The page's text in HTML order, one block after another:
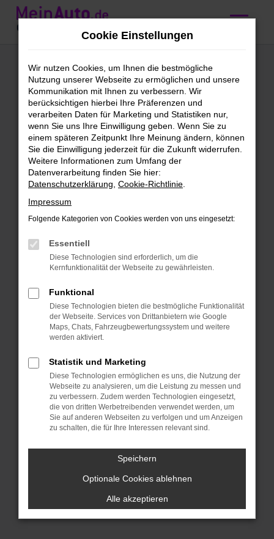
Zum
Hauptinhalt
VW
Gebrauchtwagen
kaufen mit
Lieferservice nach
Ulm
für Ulm
VW Gebrauchtwagen sind unser täglich
Brot. Wir bieten dir eine enorme
Bandbreite an Fahrzeugen und lassen
schöpfen“. Hinzu kommt, dass wir für
dich die Lieferung direkt nach Ulm oder
einen anderen Ort, irgendwo in
Deutschland, übernehmen. Wir lassen
bei VW Gebrauchtwagen Argumente
sprechen und überzeugen durch
Qualität. All unsere Fahrzeuge für deine
Mobilität in Ulm stammen aus erster
Hand und hatten entsprechend nur
einen Vorbesitzer. Es handelt sich um
einheimische Fahrzeuge und keine EU-
Importe und vor allem: unsere VW
Gebrauchtwagen wurden im Vorfeld
gründlich geprüft und sind einwandfrei.
Darauf geben wir dir eine Garantie.
Cookie Einstellungen
Wir nutzen Cookies, um Ihnen die bestmögliche
Nutzung unserer Webseite zu ermöglichen und unsere
Kommunikation mit Ihnen zu verbessern. Wir
berücksichtigen hierbei Ihre Präferenzen und
verarbeiten Daten für Marketing und Statistiken nur,
wenn Sie uns Ihre Einwilligung geben. Wenn Sie zu
einem späteren Zeitpunkt Ihre Meinung ändern, können
Sie die Einwilligung jederzeit für die Zukunft widerrufen.
Weitere Informationen zum Umfang der
Datenverarbeitung finden Sie hier:
Datenschutzerklärung Cookie-Richtlinie
Impressum
Folgende Kategorien von Cookies werden von uns eingesetzt:
Essentiell
Diese Technologien sind erforderlich, um die
Kernfunktionalität der Webseite zu gewährleisten.
Funktional
Diese Technologien bieten die bestmögliche Funktionalität
der Webseite. Services von Drittanbietern wie Google
Maps, Chats, Fahrzeugbewertungssystem und weitere
werden aktiviert.
Statistik und Marketing
Diese Technologien ermöglichen es uns, die Nutzung der
Webseite zu analysieren, um die Leistung zu messen und
zu verbessern. Zudem werden Technologien eingesetzt,
die von dritten Werbetreibenden verwendet werden, um
Sie auf anderen Webseiten zu verfolgen und um Anzeigen
zu schalten, die für Ihre Interessen relevant sind.
Speichern
Optionale Cookies ablehnen
Alle akzeptieren